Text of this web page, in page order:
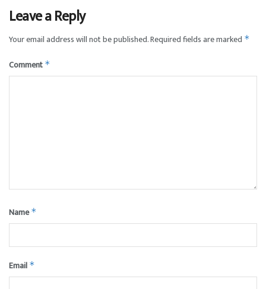
Leave a Reply
Your email address will not be published.Required fields are marked *
Comment *
Name*
Email *